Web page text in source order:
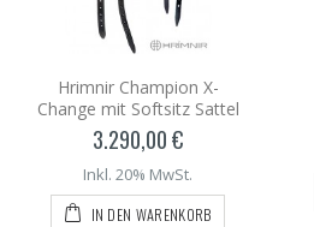
Hrimnir Champion X-
Change mit Softsitz Sattel
3.290,00 €
Inkl. 20% MwSt.
IN DEN WARENKORB